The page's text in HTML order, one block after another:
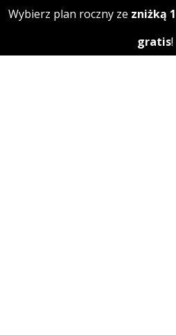
Skip to content
Wybierz plan roczny ze zniżką
gratis!